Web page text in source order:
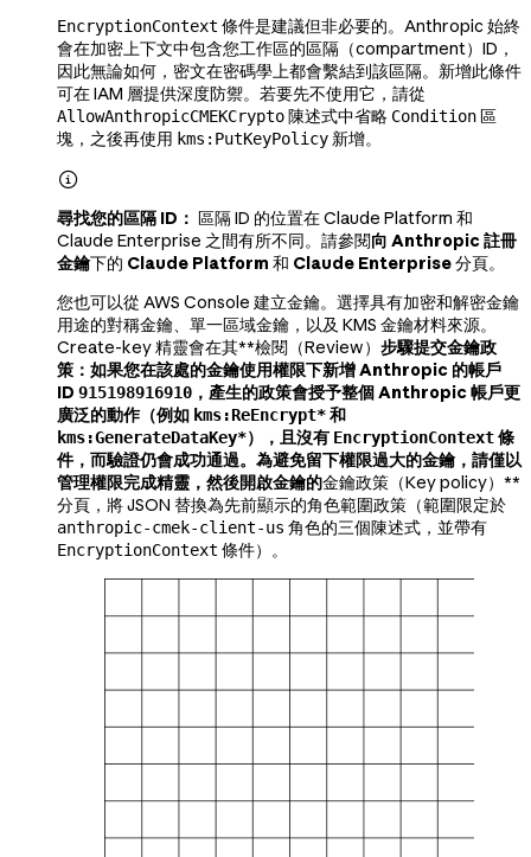
EncryptionContext 條件是建議但非必要的。Anthropic 始終
會在加密上下文中包含您工作區的區隔（compartment）ID，
因此無論如何，密文在密碼學上都會繫結到該區隔。新增此條件
可在 IAM 層提供深度防禦。若要先不使用它，請從
AllowAnthropicCMEKCrypto 陳述式中省略 Condition 區
塊，之後再使用 kms:PutKeyPolicy 新增。

尋找您的區隔 ID： 區隔 ID 的位置在 Claude Platform 和
Claude Enterprise 之間有所不同。請參閱向 Anthropic 註冊
金鑰下的 Claude Platform 和 Claude Enterprise分頁。
您也可以從 AWS Console 建立金鑰。選擇具有加密和解密金鑰
用途的對稱金鑰、單一區域金鑰，以及 KMS 金鑰材料來源。
Create-key 精靈會在其**檢閱（Review） 步驟提交金鑰政
策：如果您在該處的金鑰使用權限下新增 Anthropic 的帳戶
ID 915198916910 ，產生的政策會授予整個 Anthropic 帳戶更
廣泛的動作（例如 kms:ReEncrypt*和
kms:GenerateDataKey*），且沒有 EncryptionContext條
件，而驗證仍會成功通過。為避免留下權限過大的金鑰，請僅以
管理權限完成精靈，然後開啟金鑰的金鑰政策（Key policy）**
分頁，將 JSON 替換為先前顯示的角色範圍政策（範圍限定於
anthropic-cmek-client-us 角色的三個陳述式，並帶有
EncryptionContext 條件）。